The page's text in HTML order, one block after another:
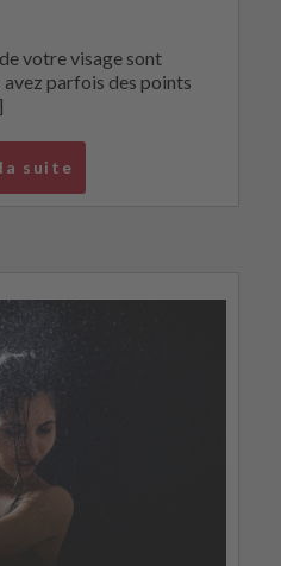
votre visage sont
parfois des points
suite